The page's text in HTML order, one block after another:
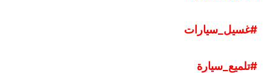
#غسيل سيارات
#تلميع سيارة